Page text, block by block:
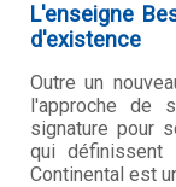
L'enseigne
d'existence
Outre un
l'approche de
signature pour
qui définissent
Continental est